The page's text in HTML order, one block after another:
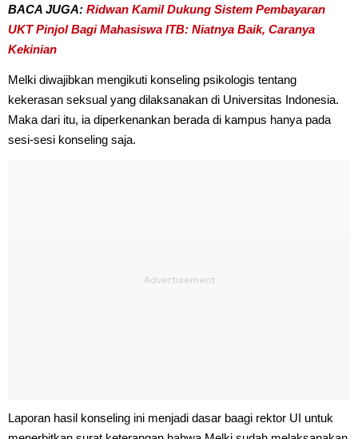
BACA JUGA: Ridwan Kamil Dukung Sistem Pembayaran
UKT Pinjol Bagi Mahasiswa ITB: Niatnya Baik, Caranya
Kekinian
Melki diwajibkan mengikuti konseling psikologis tentang
kekerasan seksual yang dilaksanakan di Universitas Indonesia.
Maka dari itu, ia diperkenankan berada di kampus hanya pada
sesi-sesi konseling saja.
Laporan hasil konseling ini menjadi dasar baagi rektor UI untuk